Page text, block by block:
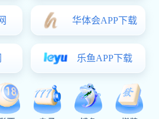
间隔断配件